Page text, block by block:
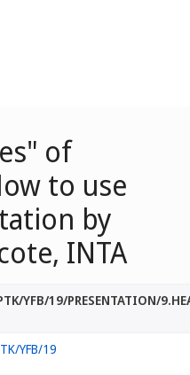
of
to use
by
INTA
YFB/19/PRESENTATION/
YFB/19